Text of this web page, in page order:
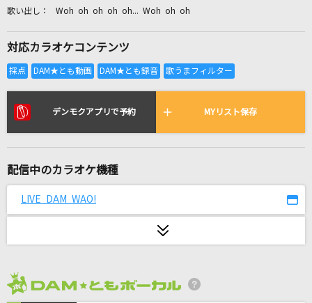
全国りれき
リアルタイムで歌われている曲の一覧
ひとりじゃない
[生音]愛人
Woh oh oh oh oh... Woh oh oh
対応カラオケコンテンツ
デンモクアプリで予約 MYリスト保存
配信中のカラオケ機種
LIVE DAM WAO!